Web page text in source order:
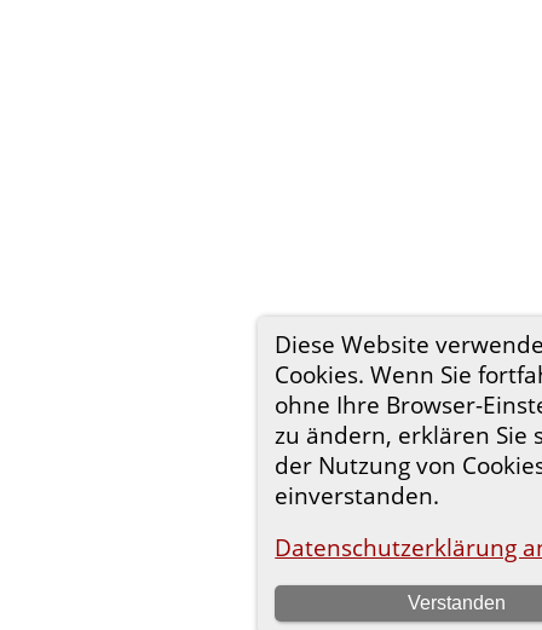
Diese Website
Cookies. Wenn Sie
ohne Ihre Browser-
zu ändern, erklären Sie
der Nutzung von
einverstanden.
Datenschutzerklärung
Verstanden